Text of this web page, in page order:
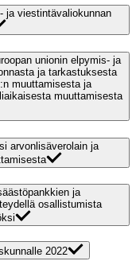
ja viestintävaliokunnan
unionin elpymis- ja
ja tarkastuksesta
muuttamisesta ja
muuttamisesta
arvonlisäverolain ja
ja
osallistumista
2022